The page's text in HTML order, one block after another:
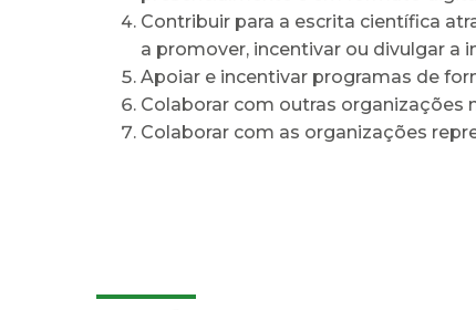
Contribuir para a escrita científica
a promover, incentivar ou divulgar
Apoiar e incentivar programas de
Colaborar com outras organizações
Colaborar com as organizações